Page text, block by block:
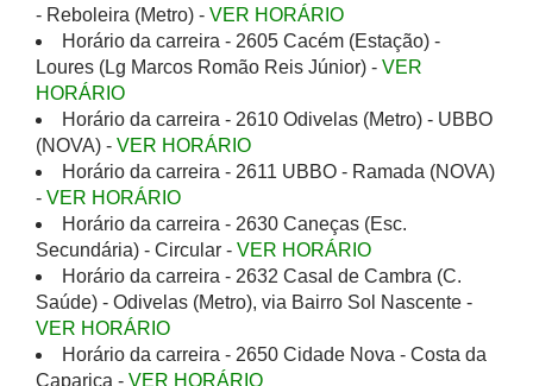
- Reboleira (Metro) - VER HORÁRIO
Horário da carreira - 2605 Cacém (Estação) -
Loures (Lg Marcos Romão Reis Júnior) - VER
HORÁRIO
Horário da carreira - 2610 Odivelas (Metro) - UBBO
(NOVA) - VER HORÁRIO
Horário da carreira - 2611 UBBO - Ramada (NOVA)
- VER HORÁRIO
Horário da carreira - 2630 Caneças (Esc.
Secundária) - Circular - VER HORÁRIO
Horário da carreira - 2632 Casal de Cambra (C.
Saúde) - Odivelas (Metro), via Bairro Sol Nascente -
VER HORÁRIO
Horário da carreira - 2650 Cidade Nova - Costa da
Caparica - VER HORÁRIO